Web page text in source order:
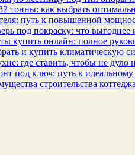
тонны: как выбрать
путь к повышенной
под покраску: что
купить онлайн: полное
и купить климатическую
где ставить, чтобы не
под ключ: путь к
строительства